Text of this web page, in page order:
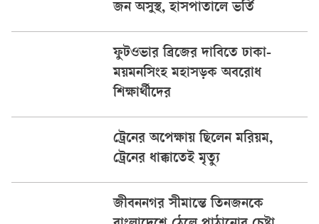
জন অসুস্থ, হাসপাতালে ভর্তি
ফুটওভার ব্রিজের দাবিতে ঢাকা-
ময়মনসিংহ মহাসড়ক অবরোধ
শিক্ষার্থীদের
ট্রেনের অপেক্ষায় ছিলেন মরিয়ম,
ট্রেনের ধাক্কাতেই মৃত্যু
জীবননগর সীমান্তে তিনজনকে